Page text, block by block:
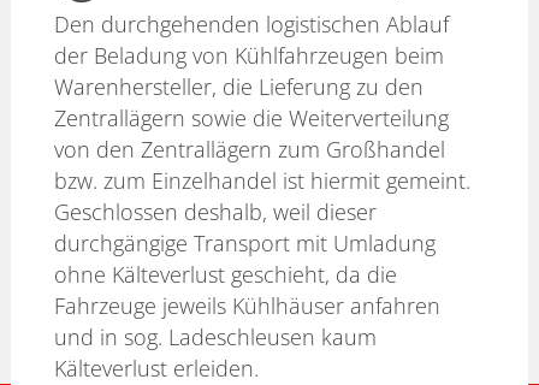
Den durchgehenden logistischen Ablauf
der Beladung von Kühlfahrzeugen beim
Warenhersteller, die Lieferung zu den
Zentrallägern sowie die Weiterverteilung
von den Zentrallägern zum Großhandel
bzw. zum Einzelhandel ist hiermit gemeint.
Geschlossen deshalb, weil dieser
durchgängige Transport mit Umladung
ohne Kälteverlust geschieht, da die
Fahrzeuge jeweils Kühlhäuser anfahren
und in sog. Ladeschleusen kaum
Kälteverlust erleiden.